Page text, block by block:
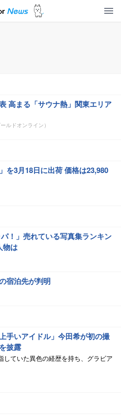
高まる「サウナ熱」関東エリア
ルドオンライン）
を3月18日に出荷 価格は23,980
パ！」売れている写真集ランキン
物は
宿泊先が判明
手いアイドル」今田希が初の撮
披露
していた異色の経歴を持ち、グラビア